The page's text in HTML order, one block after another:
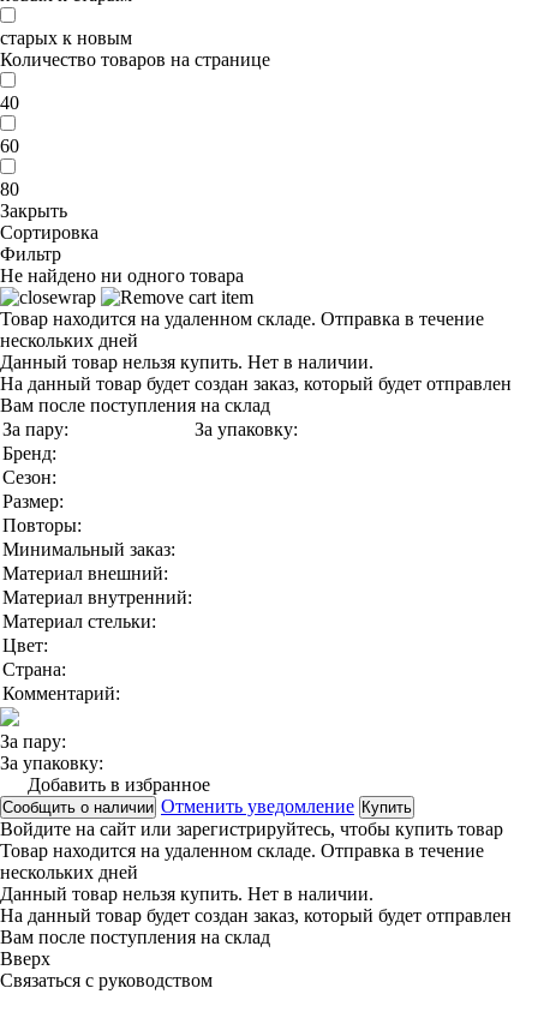
старых к новым
Количество товаров на странице
40
60
80
Закрыть
Сортировка
Фильтр
Не найдено ни одного товара
Товар находится на удаленном складе. Отправка в течение
нескольких дней
Данный товар нельзя купить. Нет в наличии.
На данный товар будет создан заказ, который будет отправлен
Вам после поступления на склад
За пару:
За упаковку:
Бренд:
Сезон:
Размер:
Повторы:
Минимальный заказ:
Материал внешний:
Материал внутренний:
Материал стельки:
Цвет:
Страна:
Комментарий:
За пару:
За упаковку:
Добавить в избранное
Сообщить о наличии Отменить уведомление Купить
Войдите на сайт или зарегистрируйтесь, чтобы купить товар
Товар находится на удаленном складе. Отправка в течение
нескольких дней
Данный товар нельзя купить. Нет в наличии.
На данный товар будет создан заказ, который будет отправлен
Вам после поступления на склад
Вверx
Связаться с руководством